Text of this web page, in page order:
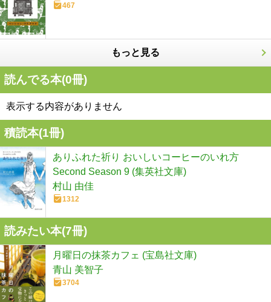
467
もっと見る
読んでる本(0冊)
表示する内容がありません
積読本(1冊)
ありふれた祈り おいしいコーヒーのいれ方
Second Season 9 (集英社文庫)
村山 由佳
1312
読みたい本(7冊)
月曜日の抹茶カフェ (宝島社文庫)
青山 美智子
3704